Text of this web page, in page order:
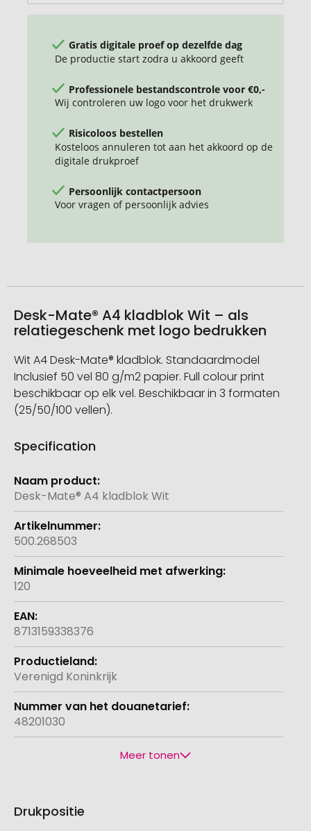
Gratis digitale proef op dezelfde dag
De productie start zodra u akkoord geeft
Professionele bestandscontrole voor €0,-
Wij controleren uw logo voor het drukwerk
Risicoloos bestellen
Kosteloos annuleren tot aan het akkoord op de
digitale drukproef
Persoonlijk contactpersoon
Voor vragen of persoonlijk advies
Desk-Mate® A4 kladblok Wit – als
relatiegeschenk met logo bedrukken
Wit A4 Desk-Mate® kladblok. Standaardmodel
Inclusief 50 vel 80 g/m2 papier. Full colour print
beschikbaar op elk vel. Beschikbaar in 3 formaten
(25/50/100 vellen).
Specification
Meer
informatie
Desk-Mate® A4 kladblok Wit
500.268503
120
8713159338376
Verenigd Koninkrijk
48201030
Meer tonen
Drukpositie